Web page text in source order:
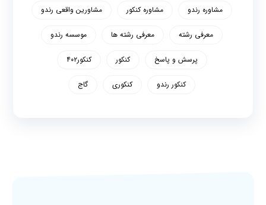
مشاوره رندو مشاوره کنکور مشاورین واقعی رندو
معرفی رشته معرفی رشته ها موسسه رندو
پرسش و پاسخ کنکور کنکور۴۰۲
کنکور رندو کنکوری گاج